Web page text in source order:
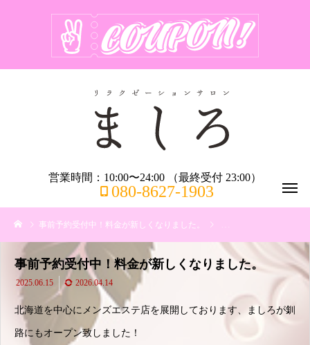
営業時間：10:00〜24:00 （最終受付 23:00）
080-8627-1903
事前予約受付中！料金が新しくなりました。 リアルタイム情報
事前予約受付中！料金が新しくなりました。
2025.06.15 2026.04.14
北海道を中心にメンズエステ店を展開しております、ましろが釧
路にもオープン致しました！